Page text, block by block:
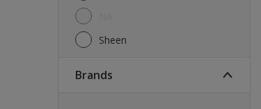
Sheen
brands